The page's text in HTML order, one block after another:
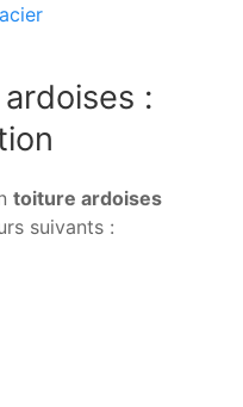
:
toiture ardoises
suivants :